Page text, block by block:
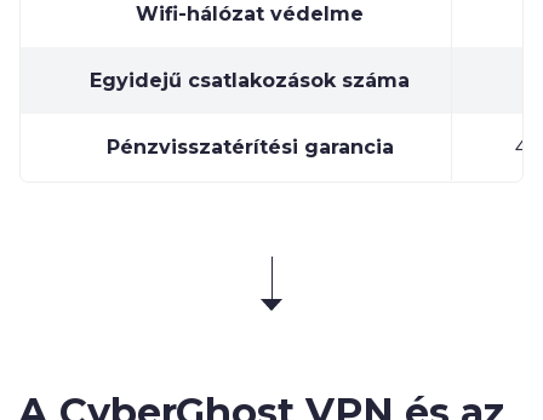
Wifi-hálózat védelme
Egyidejű csatlakozások száma
Pénzvisszatérítési garancia 45